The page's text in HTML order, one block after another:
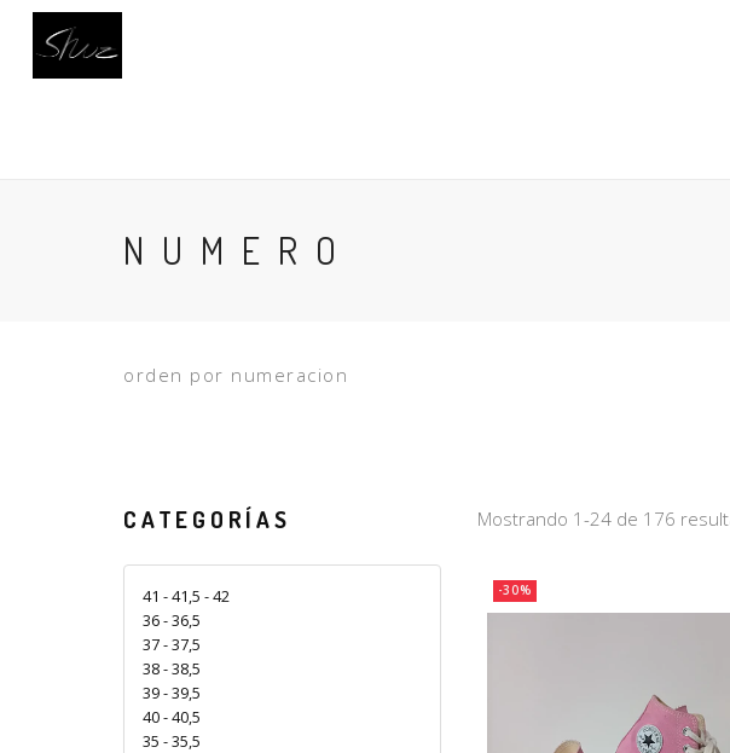
NUMERO
orden por numeracion
CATEGORÍAS
41 - 41,5 - 42
36 - 36,5
37 - 37,5
38 - 38,5
39 - 39,5
40 - 40,5
35 - 35,5
Mostrando 1-24 de 176
-30%